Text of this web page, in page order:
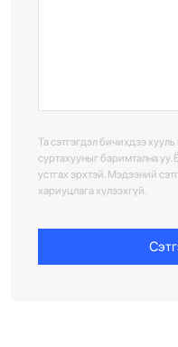
Та сэтгэгдэл бичихдээ
суртахууныг баримтална уу.
устгах эрхтэй. Мэдээний
хариуцлага хүлээхгүй.